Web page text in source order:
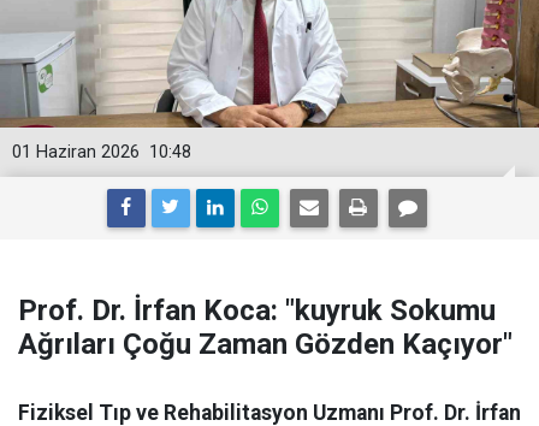
10:48
01 Haziran 2026
Prof. Dr. İrfan Koca: "kuyruk Sokumu
Ağrıları Çoğu Zaman Gözden Kaçıyor"
Fiziksel Tıp ve Rehabilitasyon Uzmanı Prof. Dr. İrfan